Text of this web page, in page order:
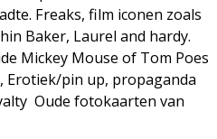
Freaks, film iconen zoals
Baker, Laurel and hardy.
Mickey Mouse of Tom Poes
pin up, propaganda
Oude fotokaarten van